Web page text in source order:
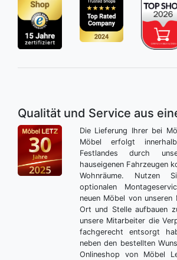
Qualität und Service aus
Die Lieferung Ihrer bei
Möbel erfolgt
Festlandes durch
hauseigenen Fahrzeugen
Wohnräume. Nutzen
optionalen
neuen Möbel von unseren
Ort und Stelle aufbauen
unsere Mitarbeiter die
fachgerecht entsorgt
neben den bestellten
Onlineshop von Möbel